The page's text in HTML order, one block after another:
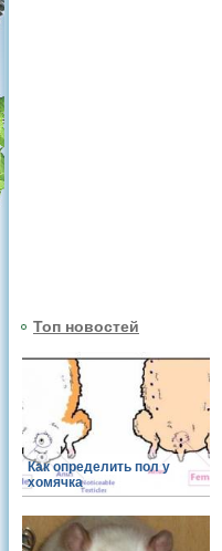
Топ новостей
Как определить пол у
хомячка